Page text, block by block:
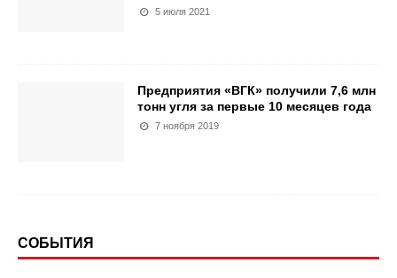
5 июля 2021
Предприятия «ВГК» получили 7,6 млн
тонн угля за первые 10 месяцев года
7 ноября 2019
СОБЫТИЯ